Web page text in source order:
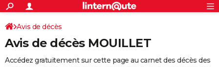
ACTUALITÉS
Politique
Société
Faits Divers
Education
Monde
Villes
+
SPORT
Coupe du monde 2026
Football
Tennis
Cyclisme
Rugby
Forum
Avis de décès
Avis de décès MOUILLET
Accédez gratuitement sur cette page au carnet des décès des